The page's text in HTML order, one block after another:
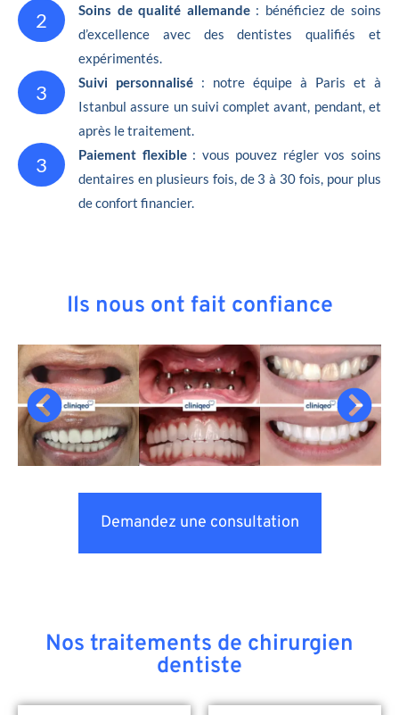
2 Soins de qualité allemande: bénéficiez de soins
d’excellence avec des dentistes qualifiés et
expérimentés.
3 Suivi personnalisé : notre équipe à Paris et à
Istanbul assure un suivi complet avant, pendant, et
après le traitement.
3 Paiement flexible: vous pouvez régler vos soins
dentaires en plusieurs fois, de 3 à 30 fois, pour plus
de confort financier.
Ils nous ont fait confiance
Demandez une consultation
Nos traitements de chirurgien
dentiste